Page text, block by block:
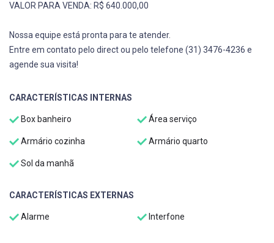
VALOR PARA VENDA: R$ 640.000,00
Nossa equipe está pronta para te atender.
Entre em contato pelo direct ou pelo telefone (31) 3476-4236 e
agende sua visita!
CARACTERÍSTICAS INTERNAS
Box banheiro Área serviço
Armário cozinha Armário quarto
Sol da manhã
CARACTERÍSTICAS EXTERNAS
Alarme Interfone